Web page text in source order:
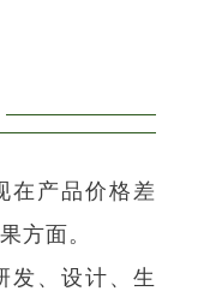
在产品价格差
方面。
发、设计、生